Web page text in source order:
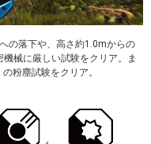
の落下や、高さ約1.0mからの
械に厳しい試験をクリア。ま
粉塵試験をクリア。